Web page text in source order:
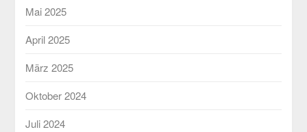
Mai 2025
April 2025
März 2025
Oktober 2024
Juli 2024